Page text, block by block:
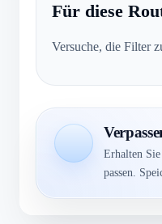
Für diese
Versuche, die Filter
Erhalten
passen.